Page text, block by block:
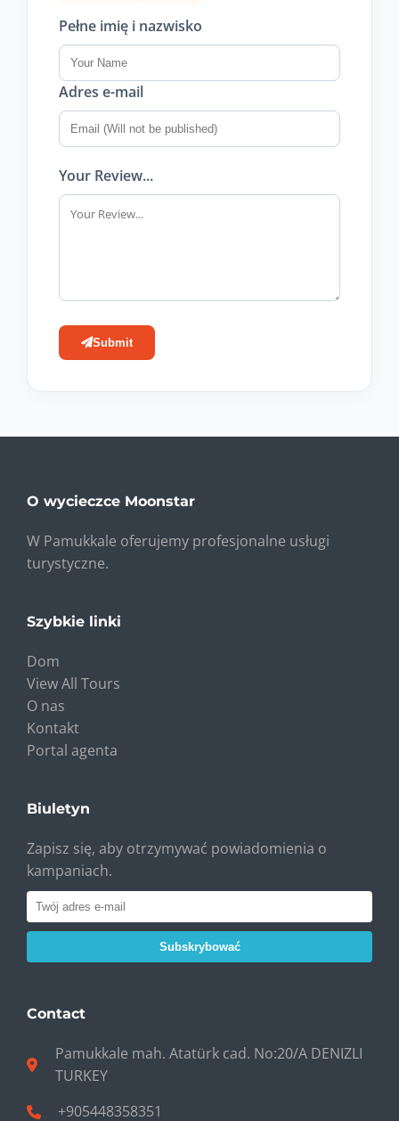
Pełne imię i nazwisko
Adres e-mail
Your Review...
Submit
O wycieczce Moonstar
W Pamukkale oferujemy profesjonalne usługi
turystyczne.
Szybkie linki
Dom
View All Tours
O nas
Kontakt
Portal agenta
Biuletyn
Zapisz się, aby otrzymywać powiadomienia o
kampaniach.
Subskrybować
Contact
Pamukkale mah. Atatürk cad. No:20/A DENIZLI
TURKEY
+905448358351